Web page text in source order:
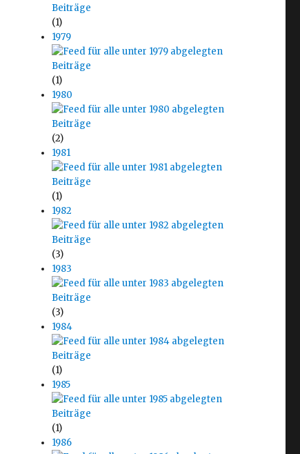
(1)
1979
(1)
1980
(2)
1981
(1)
1982
(3)
1983
(3)
1984
(1)
1985
(1)
1986